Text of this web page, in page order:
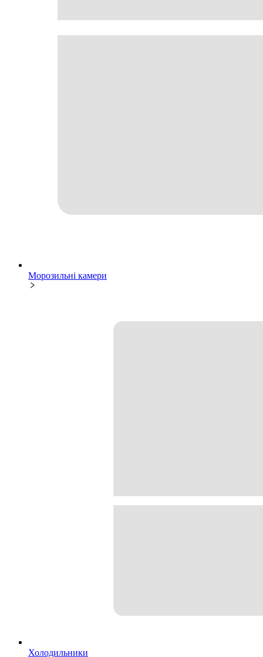
Морозильні камери
Холодильники